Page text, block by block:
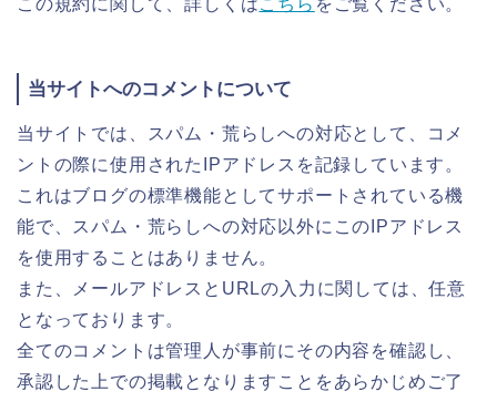
当サイトへのコメントについて
当サイトでは、スパム・荒らしへの対応として、コメ
ントの際に使用されたIPアドレスを記録しています。
これはブログの標準機能としてサポートされている機
能で、スパム・荒らしへの対応以外にこのIPアドレス
を使用することはありません。
また、メールアドレスとURLの入力に関しては、任意
となっております。
全てのコメントは管理人が事前にその内容を確認し、
承認した上での掲載となりますことをあらかじめご了